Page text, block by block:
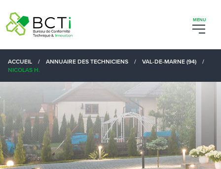
ACCUEIL / ANNUAIRE DES TECHNICIENS / VAL-DE-MARNE (94)
/
NICOLAS H.